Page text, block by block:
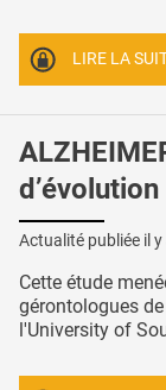
LIRE LA
Actualité publiée il y
Cette étude
gérontologues
l'University of